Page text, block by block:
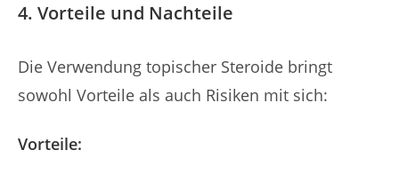
4. Vorteile und Nachteile
Die Verwendung topischer Steroide bringt
sowohl Vorteile als auch Risiken mit sich:
Vorteile: